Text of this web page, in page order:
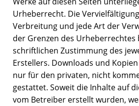
Urheberrecht. Die
Verbreitung und jede Art der
der Grenzen des
schriftlichen Zustimmung des
Erstellers. Downloads und
nur für den privaten, nicht
gestattet. Soweit die Inhalte auf
vom Betreiber erstellt wurden,